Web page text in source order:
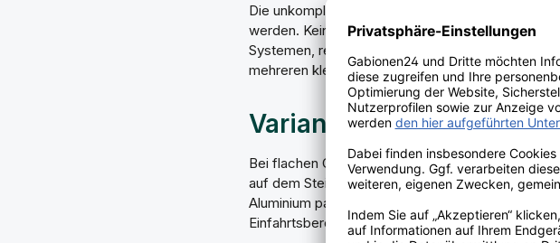
Die unkomplizierteste Lösung: Solarleuchten in
werden. Kein Kabelaufwand, nachrüstbar in 5
Systemen, reicht aber für dekorative Akzente
mehreren kleinen Kugelleuchten entlang einer
Variante 4:
Bei flachen Gabionenoberflächen (zum Beispiel
auf dem Stein montieren. Flache, quaderförmige
Aluminium passen optisch gut zu Gabionen und
Einfahrtsbereiche.